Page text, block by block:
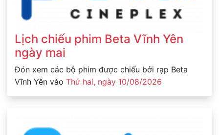
Lịch chiếu phim Beta Vĩnh Yên
ngày mai
Đón xem các bộ phim được chiếu bởi rạp Beta
Vĩnh Yên vào Thứ hai, ngày 10/08/2026